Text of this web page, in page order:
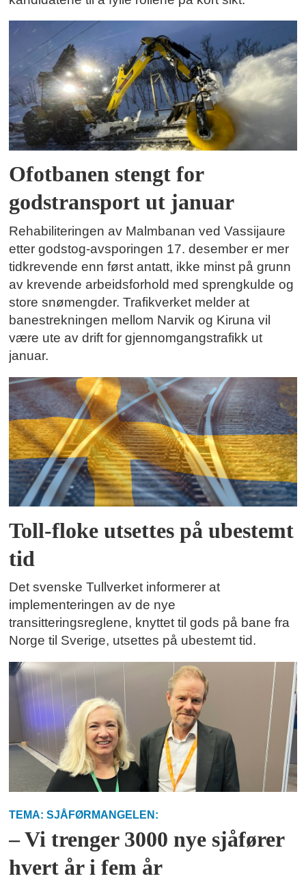
Ofotbanen stengt for
godstransport ut januar
Rehabiliteringen av Malmbanan ved Vassijaure
etter godstog-avsporingen 17. desember er mer
tidkrevende enn først antatt, ikke minst på grunn
av krevende arbeidsforhold med sprengkulde og
store snømengder. Trafikverket melder at
banestrekningen mellom Narvik og Kiruna vil
være ute av drift for gjennomgangstrafikk ut
januar.
Toll-floke utsettes på ubestemt
tid
Det svenske Tullverket informerer at
implementeringen av de nye
transitteringsreglene, knyttet til gods på bane fra
Norge til Sverige, utsettes på ubestemt tid.
TEMA: SJÅFØRMANGELEN:
– Vi trenger 3000 nye sjåfører
hvert år i fem år